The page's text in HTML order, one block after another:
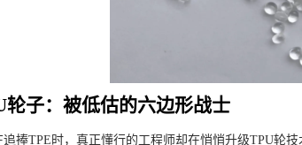
轮子：被低估的六边形战士
追捧TPE时，真正懂行的工程师却在悄悄升级TPU轮技